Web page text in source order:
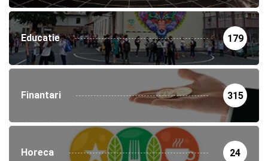
Educatie 179
Finantari 315
Horeca 24